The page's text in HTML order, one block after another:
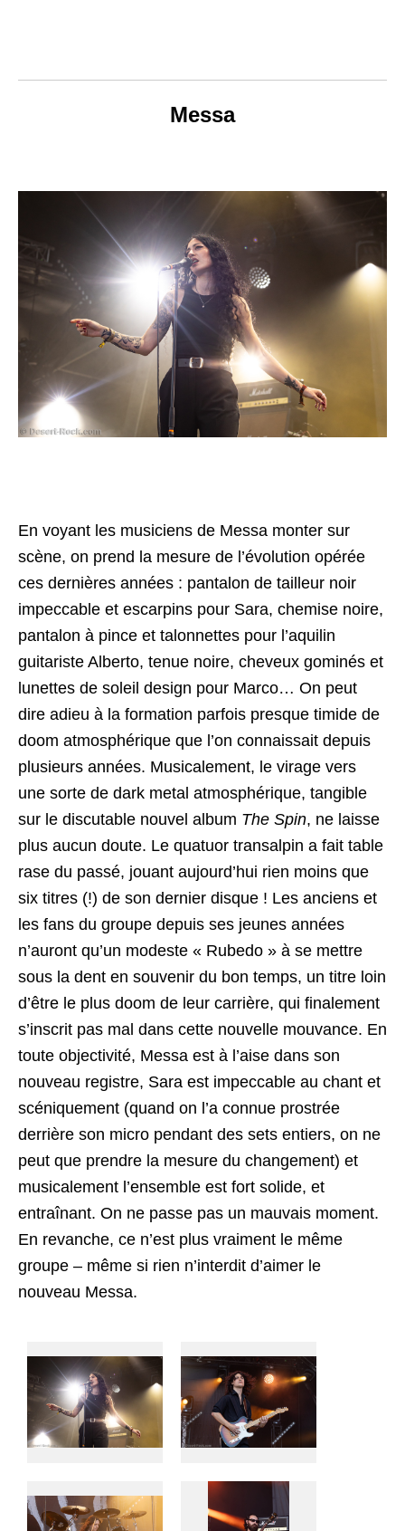
Messa
En voyant les musiciens de Messa monter sur
scène, on prend la mesure de l’évolution opérée
ces dernières années : pantalon de tailleur noir
impeccable et escarpins pour Sara, chemise noire,
pantalon à pince et talonnettes pour l’aquilin
guitariste Alberto, tenue noire, cheveux gominés et
lunettes de soleil design pour Marco… On peut
dire adieu à la formation parfois presque timide de
doom atmosphérique que l’on connaissait depuis
plusieurs années. Musicalement, le virage vers
une sorte de dark metal atmosphérique, tangible
sur le discutable nouvel album The Spin, ne laisse
plus aucun doute. Le quatuor transalpin a fait table
rase du passé, jouant aujourd’hui rien moins que
six titres (!) de son dernier disque ! Les anciens et
les fans du groupe depuis ses jeunes années
n’auront qu’un modeste « Rubedo » à se mettre
sous la dent en souvenir du bon temps, un titre loin
d’être le plus doom de leur carrière, qui finalement
s’inscrit pas mal dans cette nouvelle mouvance. En
toute objectivité, Messa est à l’aise dans son
nouveau registre, Sara est impeccable au chant et
scéniquement (quand on l’a connue prostrée
derrière son micro pendant des sets entiers, on ne
peut que prendre la mesure du changement) et
musicalement l’ensemble est fort solide, et
entraînant. On ne passe pas un mauvais moment.
En revanche, ce n’est plus vraiment le même
groupe – même si rien n’interdit d’aimer le
nouveau Messa.